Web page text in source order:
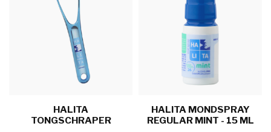
HALITA
TONGSCHRAPER
HALITA MONDSPRAY
REGULAR MINT - 15 ML